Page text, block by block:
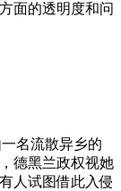
面的透明度和问
名流散异乡的
德黑兰政权视她
人试图借此入侵